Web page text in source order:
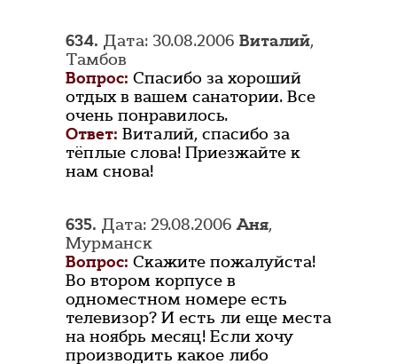
634. Дата: 30.08.2006 Виталий,
Тамбов
Вопрос: Спасибо за хороший
отдых в вашем санатории. Все
очень понравилось.
Ответ: Виталий, спасибо за
тёплые слова! Приезжайте к
нам снова!
635. Дата: 29.08.2006Аня,
Мурманск
Вопрос: Скажите пожалуйста!
Во втором корпусе в
одноместном номере есть
телевизор? И есть ли еще места
на ноябрь месяц! Если хочу
производить какое либо